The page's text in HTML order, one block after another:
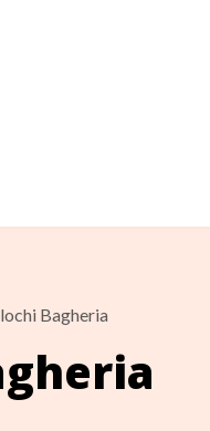
Bagheria